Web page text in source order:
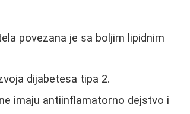
povezana je sa boljim lipidnim
dijabetesa tipa 2.
imaju antiinflamatorno dejstvo i